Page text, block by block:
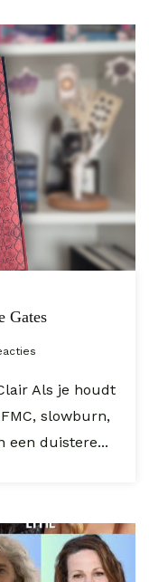
Gates
Als je houdt
slowburn,
een duistere...